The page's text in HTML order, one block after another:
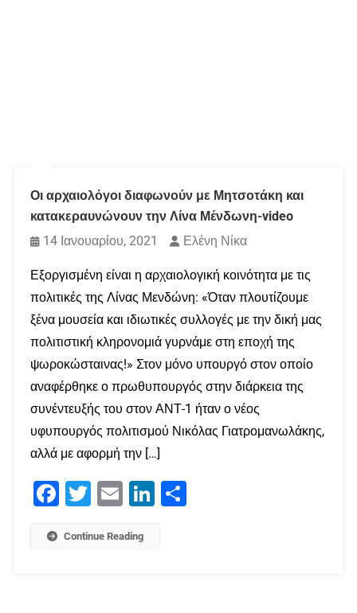
Οι αρχαιολόγοι διαφωνούν με Μητσοτάκη και
κατακεραυνώνουν την Λίνα Μένδωνη-video
14 Ιανουαρίου, 2021
Ελένη Νίκα
Εξοργισμένη είναι η αρχαιολογική κοινότητα με τις
πολιτικές της Λίνας Μενδώνη: «Όταν πλουτίζουμε
ξένα μουσεία και ιδιωτικές συλλογές με την δική μας
πολιτιστική κληρονομιά γυρνάμε στη εποχή της
ψωροκώσταινας!» Στον μόνο υπουργό στον οποίο
αναφέρθηκε ο πρωθυπουργός στην διάρκεια της
συνέντευξής του στον ΑΝΤ-1 ήταν ο νέος
υφυπουργός πολιτισμού Νικόλας Γιατρομανωλάκης,
αλλά με αφορμή την […]
Facebook
Twitter Email LinkedIn
Continue Reading